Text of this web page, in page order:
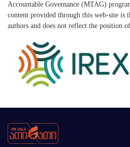
Accountable Governance (MTAG)
content provided through this web-site is
authors and does not reflect the position